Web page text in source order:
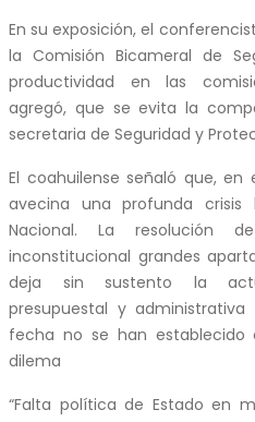
En su exposición, el
la Comisión Bicameral de
productividad en las
agregó, que se evita la
secretaria de Seguridad y
El coahuilense señaló que,
avecina una profunda
Nacional. La resolución
inconstitucional grandes
deja sin sustento la
presupuestal y
fecha no se han establecido
dilema
“Falta política de Estado en